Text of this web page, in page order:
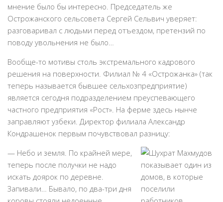
мнение было бы интересно. Председатель же
Острожанского сельсовета Сергей Сельвич уверяет:
разговаривал с людьми перед отъездом, претензий по
поводу увольнения не было…
Вообще-то мотивы столь экстремального кадрового
решения на поверхности. Филиал № 4 «Острожанка» (так
теперь называется бывшее сельхозпредприятие)
является сегодня подразделением преуспевающего
частного предприятия «Рост». На ферме здесь нынче
заправляют узбеки. Директор филиала Александр
Кондрашенок первым почувствовал разницу:
— Небо и земля. По крайней мере,
теперь после получки не надо
искать доярок по деревне.
Запивали… Бывало, по два-три дня